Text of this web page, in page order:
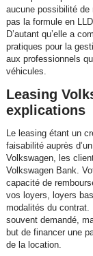
aucune possibilité de
pas la formule en
D’autant qu’elle a
pratiques pour la
aux professionnels
véhicules.
Leasing
explications
Le leasing étant un
faisabilité auprès
Volkswagen, les
Volkswagen Bank.
capacité de
vos loyers, loyers
modalités du contrat.
souvent demandé,
but de financer une
de la location.